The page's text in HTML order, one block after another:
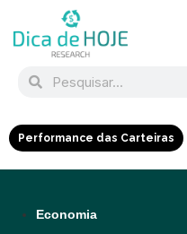
Performance das Carteiras
Economia